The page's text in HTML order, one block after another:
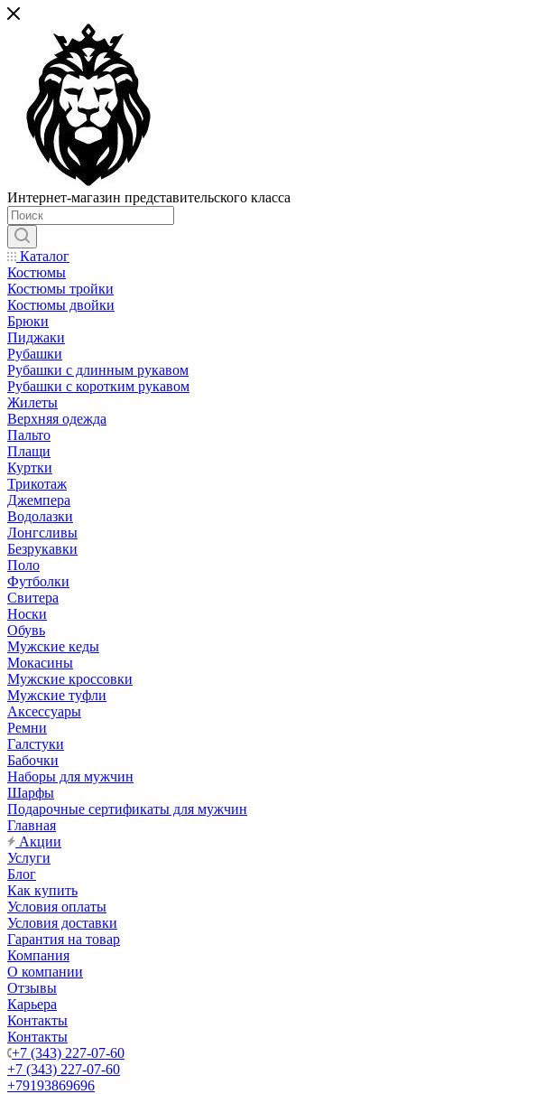
Интернет-магазин представительского класса
Каталог
Костюмы
Костюмы тройки
Костюмы двойки
Брюки
Пиджаки
Рубашки
Рубашки с длинным рукавом
Рубашки с коротким рукавом
Жилеты
Верхняя одежда
Пальто
Плащи
Куртки
Трикотаж
Джемпера
Водолазки
Лонгсливы
Безрукавки
Поло
Футболки
Свитера
Носки
Обувь
Мужские кеды
Мокасины
Мужские кроссовки
Мужские туфли
Аксессуары
Ремни
Галстуки
Бабочки
Наборы для мужчин
Шарфы
Подарочные сертификаты для мужчин
Главная
Акции
Услуги
Блог
Как купить
Условия оплаты
Условия доставки
Гарантия на товар
Компания
О компании
Отзывы
Карьера
Контакты
Контакты
+7 (343) 227-07-60
+7 (343) 227-07-60
+79193869696